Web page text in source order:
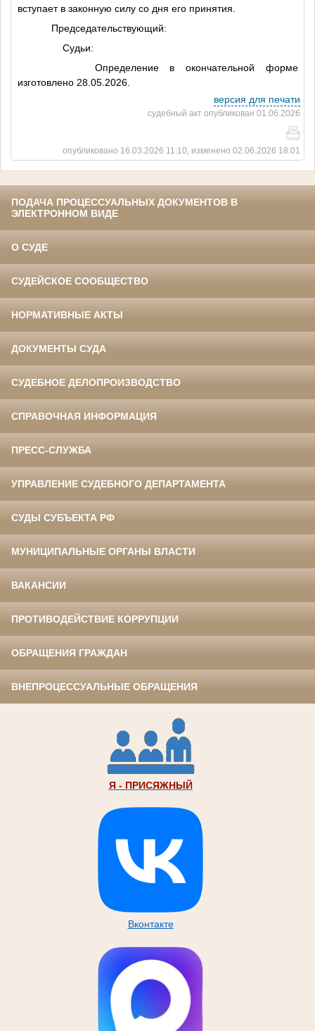
вступает в законную силу со дня его принятия.
Председательствующий:
Судьи:
Определение в окончательной форме
изготовлено 28.05.2026.
версия для печати
судебный акт опубликован 01.06.2026
опубликовано 16.03.2026 11:10, изменено 02.06.2026 18:01
ПОДАЧА ПРОЦЕССУАЛЬНЫХ ДОКУМЕНТОВ В
ЭЛЕКТРОННОМ ВИДЕ
О СУДЕ
СУДЕЙСКОЕ СООБЩЕСТВО
НОРМАТИВНЫЕ АКТЫ
ДОКУМЕНТЫ СУДА
СУДЕБНОЕ ДЕЛОПРОИЗВОДСТВО
СПРАВОЧНАЯ ИНФОРМАЦИЯ
ПРЕСС-СЛУЖБА
УПРАВЛЕНИЕ СУДЕБНОГО ДЕПАРТАМЕНТА
СУДЫ СУБЪЕКТА РФ
МУНИЦИПАЛЬНЫЕ ОРГАНЫ ВЛАСТИ
ВАКАНСИИ
ПРОТИВОДЕЙСТВИЕ КОРРУПЦИИ
ОБРАЩЕНИЯ ГРАЖДАН
ВНЕПРОЦЕССУАЛЬНЫЕ ОБРАЩЕНИЯ
Я - ПРИСЯЖНЫЙ
Вконтакте